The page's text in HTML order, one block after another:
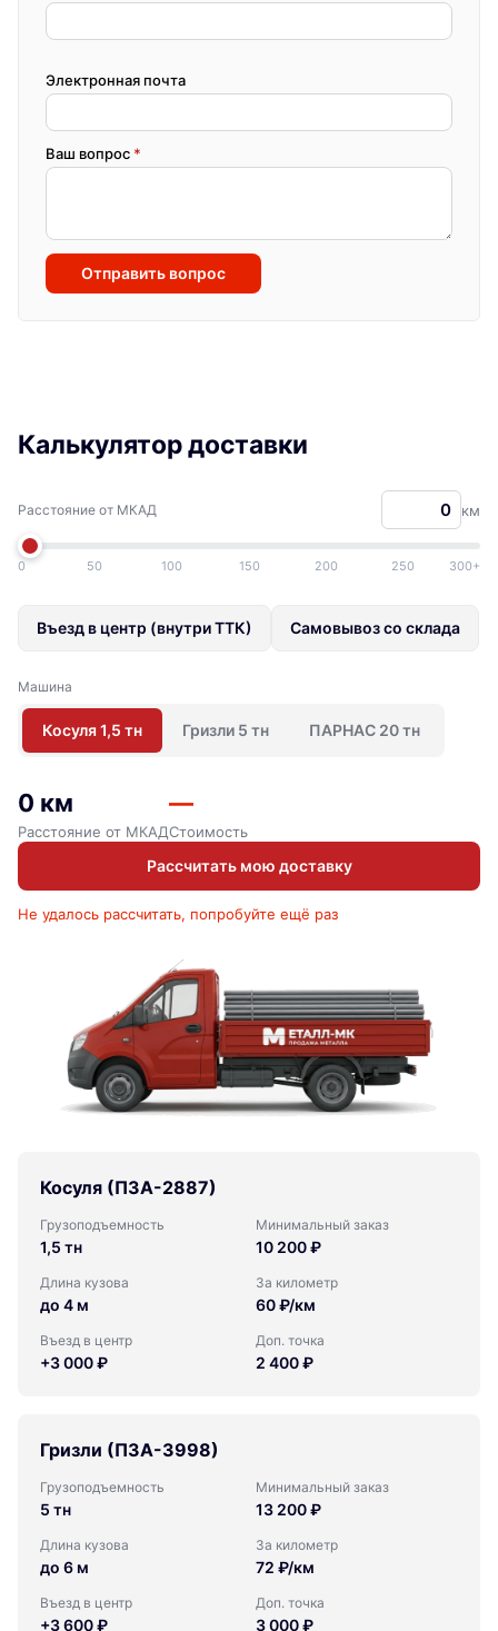
Электронная почта
Ваш вопрос *
Отправить вопрос
Калькулятор доставки
Расстояние от МКАД км
0 50 100 150 200 250 300+
Въезд в центр (внутри ТТК) Самовывоз со склада
Машина
Косуля 1,5 тн Гризли 5 тн ПАРНАС 20 тн
0 км
Расстояние от МКАД
—
Стоимость
Рассчитать мою доставку
Не удалось рассчитать, попробуйте ещё раз
Косуля (ПЗА-2887)
Грузоподъемность
1,5 тн
Минимальный заказ
10 200 ₽
Длина кузова
до 4 м
За километр
60 ₽/км
Въезд в центр
+3 000 ₽
Доп. точка
2 400 ₽
Гризли (ПЗА-3998)
Грузоподъемность
5 тн
Минимальный заказ
13 200 ₽
Длина кузова
до 6 м
За километр
72 ₽/км
Въезд в центр
+3 600 ₽
Доп. точка
3 000 ₽